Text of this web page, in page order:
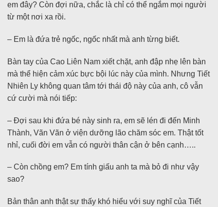
em đây? Còn đợi nữa, chắc là chỉ có thể ngắm mọi người
từ một nơi xa rồi.
– Em là đứa trẻ ngốc, ngốc nhất mà anh từng biết.
Bàn tay của Cao Liên Nam xiết chặt, anh đập nhẹ lên bàn
mà thể hiện cảm xúc bực bội lúc này của mình. Nhưng Tiết
Nhiên Ly không quan tâm tới thái độ này của anh, cô vẫn
cứ cười mà nói tiếp:
– Đợi sau khi đứa bé này sinh ra, em sẽ lén đi đến Minh
Thành, Vãn Vãn ở viện dưỡng lão chăm sóc em. Thật tốt
nhỉ, cuối đời em vẫn có người thân cận ở bên cạnh…..
– Còn chồng em? Em tính giấu anh ta mà bỏ đi như vậy
sao?
Bản thân anh thật sự thấy khó hiểu với suy nghĩ của Tiết